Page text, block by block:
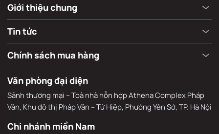
Giới thiệu chung
Tin tức
Chính sách mua hàng
Văn phòng đại diện
Sảnh thương mại – Toà nhà hỗn hợp Athena Complex Pháp
Vân, Khu đô thị Pháp Vân – Tứ Hiệp, Phường Yên Sở, TP. Hà Nội
Chi nhánh miền Nam